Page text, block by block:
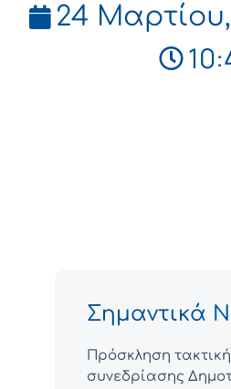
24 Μαρτίου,
Σημαντικά
Πρόσκληση
συνεδρίασης